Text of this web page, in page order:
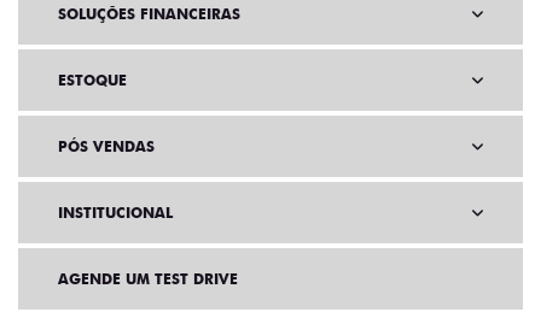
SOLUÇÕES FINANCEIRAS
ESTOQUE
PÓS VENDAS
INSTITUCIONAL
AGENDE UM TEST DRIVE